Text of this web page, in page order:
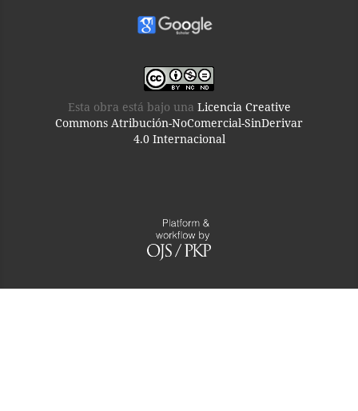
Esta obra está bajo una Licencia Creative
Commons Atribución-NoComercial-SinDerivar
4.0 Internacional